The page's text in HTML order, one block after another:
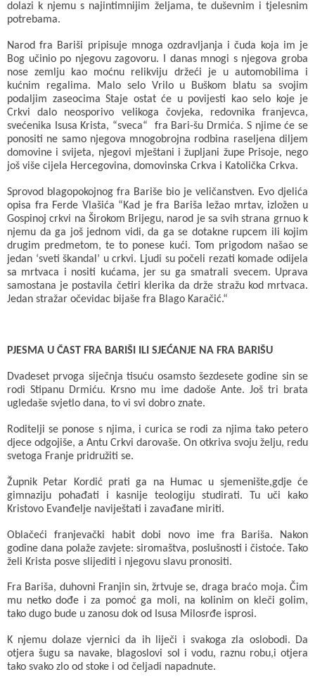
dolazi k njemu s najintimnijim željama, te duševnim i tjelesnim
potrebama.
Narod fra Bariši pripisuje mnoga ozdravljanja i čuda koja im je
Bog učinio po njegovu zagovoru. I danas mnogi s njegova groba
nose zemlju kao moćnu relikviju držeći je u automobilima i
kućnim regalima. Malo selo Vrilo u Buškom blatu sa svojim
podaljim zaseocima Staje ostat će u povijesti kao selo koje je
Crkvi dalo neosporivo velikoga čovjeka, redovnika franjevca,
svećenika Isusa Krista, “sveca“ fra Bari-šu Drmića. S njime će se
ponositi ne samo njegova mnogobrojna rodbina raseljena diljem
domovine i svijeta, njegovi mještani i župljani župe Prisoje, nego
još više cijela Hercegovina, domovinska Crkva i Katolička Crkva.
Sprovod blagopokojnog fra Bariše bio je veličanstven. Evo djelića
opisa fra Ferde Vlašića “Kad je fra Bariša ležao mrtav, izložen u
Gospinoj crkvi na Širokom Brijegu, narod je sa svih strana grnuo k
njemu da ga još jednom vidi, da ga se dotakne rupcem ili kojim
drugim predmetom, te to ponese kući. Tom prigodom našao se
jedan ‘sveti škandal’ u crkvi. Ljudi su počeli rezati komade odijela
sa mrtvaca i nositi kućama, jer su ga smatrali svecem. Uprava
samostana je postavila četiri klerika da drže stražu kod mrtvaca.
Jedan stražar očevidac bijaše fra Blago Karačić.“
PJESMA U ČAST FRA BARIŠI ILI SJEĆANJE NA FRA BARIŠU
Dvadeset prvoga siječnja tisuću osamsto šezdesete godine sin se
rodi Stipanu Drmiću. Krsno mu ime dadoše Ante. Još tri brata
ugledaše svjetlo dana, to vi svi dobro znate.
Roditelji se ponose s njima, i curica se rodi za njima tako petero
djece odgojiše, a Antu Crkvi darovaše. On otkriva svoju želju, redu
svetoga Franje pridružiti se.
Župnik Petar Kordić prati ga na Humac u sjemenište,gdje će
gimnaziju pohađati i kasnije teologiju studirati. Tu uči kako
Kristovo Evanđelje naviještati i zavađane miriti.
Oblačeći franjevački habit dobi novo ime fra Bariša. Nakon
godine dana polaže zavjete: siromaštva, poslušnosti i čistoće. Tako
želi Krista posve slijediti i njegovu slavu pronositi.
Fra Bariša, duhovni Franjin sin, žrtvuje se, draga braćo moja. Čim
mu netko dođe i za pomoć ga moli, na kolinim on kleči golim,
tako dugo bude u zanosu dok od Isusa Milosrđe isprosi.
K njemu dolaze vjernici da ih liječi i svakoga zla oslobodi. Da
otjera šugu sa navake, blagoslovi sol i vodu, raznu robu,i otjera
tako svako zlo od stoke i od čeljadi napadnute.